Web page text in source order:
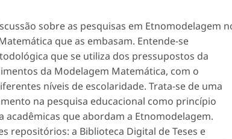
sobre as pesquisas em Etnomodelagem
que as embasam. Entende-se
que se utiliza dos pressupostos da
da Modelagem Matemática, com o
níveis de escolaridade. Trata-se de uma
na pesquisa educacional como princípio
que abordam a Etnomodelagem.
repositórios: a Biblioteca Digital de Teses e